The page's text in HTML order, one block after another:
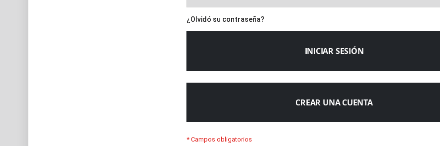
¿Olvidó su contraseña?
INICIAR SESIÓN
CREAR UNA CUENTA